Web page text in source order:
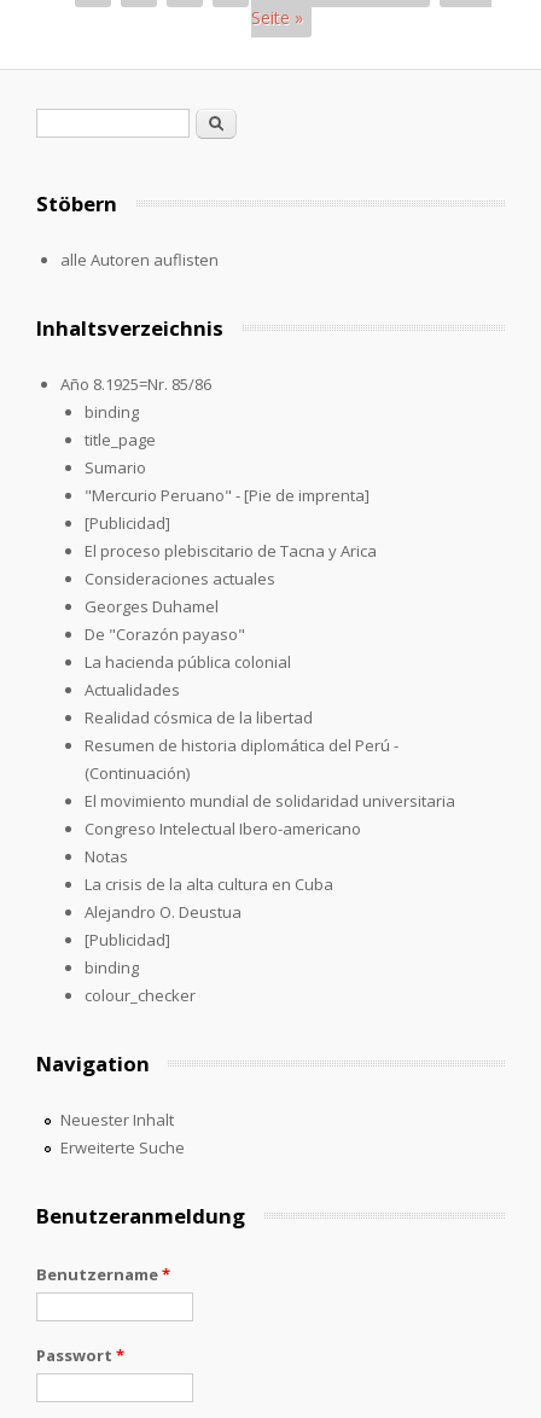
Seite »
Suche
Stöbern
alle Autoren auflisten
Inhaltsverzeichnis
Año 8.1925=Nr. 85/86
binding
title_page
Sumario
"Mercurio Peruano" - [Pie de imprenta]
[Publicidad]
El proceso plebiscitario de Tacna y Arica
Consideraciones actuales
Georges Duhamel
De "Corazón payaso"
La hacienda pública colonial
Actualidades
Realidad cósmica de la libertad
Resumen de historia diplomática del Perú -
(Continuación)
El movimiento mundial de solidaridad universitaria
Congreso Intelectual Ibero-americano
Notas
La crisis de la alta cultura en Cuba
Alejandro O. Deustua
[Publicidad]
binding
colour_checker
Navigation
Neuester Inhalt
Erweiterte Suche
Benutzeranmeldung
Benutzername*
Passwort *